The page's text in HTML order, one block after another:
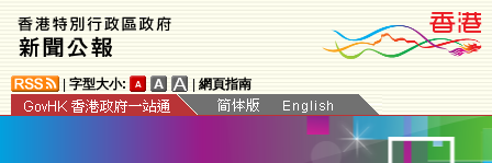
字型大小: 網頁指南